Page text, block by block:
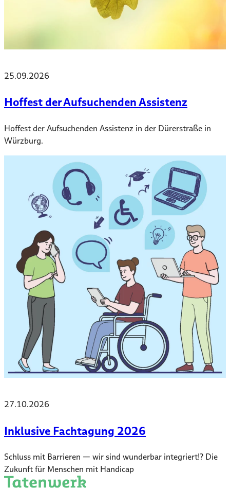
25.09.2026
Hoffest der Aufsuchenden Assistenz
Hoffest der Aufsuchenden Assistenz in der Dürerstraße in
Würzburg.
27.10.2026
Inklusive Fachtagung 2026
Schluss mit Barrieren — wir sind wunderbar integriert!? Die
Zukunft für Menschen mit Handicap